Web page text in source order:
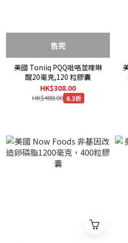
售完
美國 Toniiq PQQ吡咯並喹啉
醌20毫克,120 粒膠囊
HK$308.00
HK$488.00 6.3折